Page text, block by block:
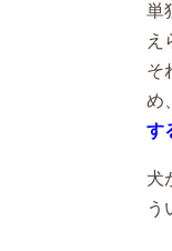
単
え
そ
め
す
犬
う